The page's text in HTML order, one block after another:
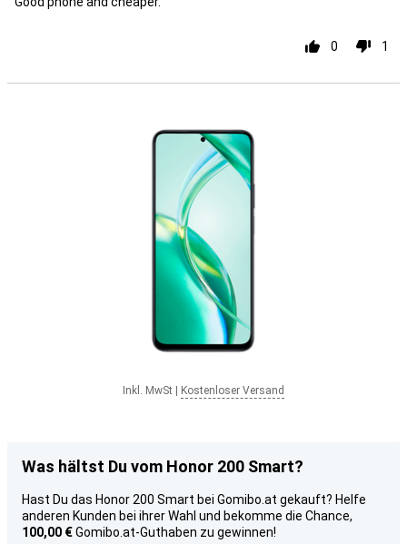
0 1
Inkl. MwSt Kostenloser Versand
Was hältst Du vom Honor 200 Smart?
Hast Du das Honor 200 Smart bei Gomibo.at gekauft? Helfe
anderen Kunden bei ihrer Wahl und bekomme die Chance,
100,00 €Gomibo.at-Guthaben zu gewinnen!